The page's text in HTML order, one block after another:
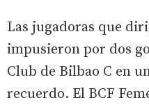
Las jugadoras que
impusieron por dos
Club de Bilbao C en
recuerdo. El BCF